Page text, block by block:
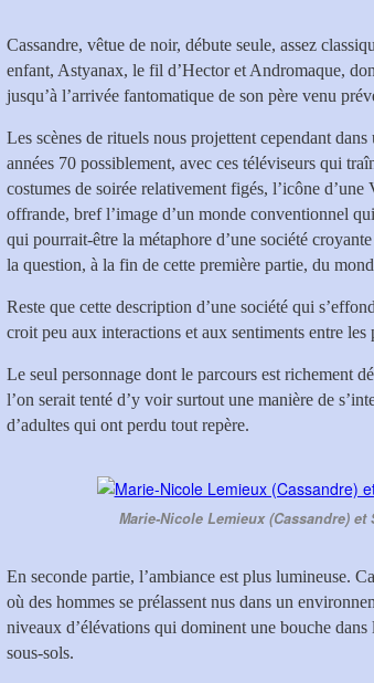
Cassandre, vêtue de noir, débute seule, assez
enfant, Astyanax, le fil d’Hector et Andromaque,
jusqu’à l’arrivée fantomatique de son père venu
Les scènes de rituels nous projettent cependant
années 70 possiblement, avec ces téléviseurs qui
costumes de soirée relativement figés, l’icône
offrande, bref l’image d’un monde conventionnel
qui pourrait-être la métaphore d’une société
la question, à la fin de cette première partie, du
Reste que cette description d’une société qui
croit peu aux interactions et aux sentiments entre
Le seul personnage dont le parcours est richement
l’on serait tenté d’y voir surtout une manière de
d’adultes qui ont perdu tout repère.
Marie-Nicole Lemieux (Cassandre) et
En seconde partie, l’ambiance est plus lumineuse.
où des hommes se prélassent nus dans un
niveaux d’élévations qui dominent une bouche
sous-sols.